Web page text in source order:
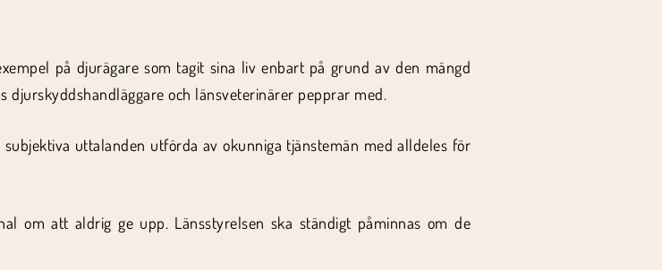
på djurägare som tagit sina liv enbart på grund av den mängd
och länsveterinärer pepprar med.
uttalanden utförda av okunniga tjänstemän med alldeles för
om att aldrig ge upp. Länsstyrelsen ska ständigt påminnas om de